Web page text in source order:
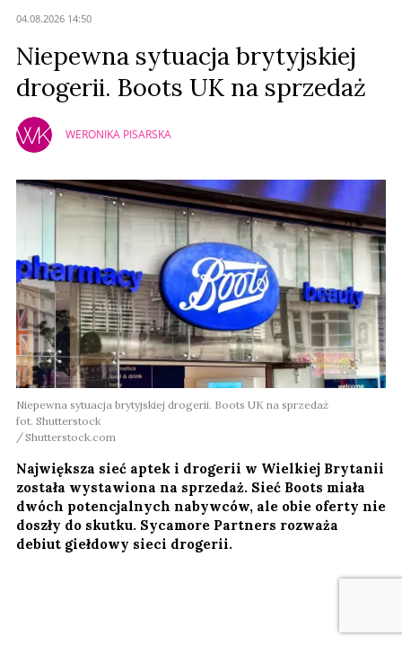
04.08.2026 14:50
Niepewna sytuacja brytyjskiej
drogerii. Boots UK na sprzedaż
WERONIKA PISARSKA
Niepewna sytuacja brytyjskiej drogerii. Boots UK na sprzedaż
fot. Shutterstock
Shutterstock.com
Największa sieć aptek i drogerii w Wielkiej Brytanii
została wystawiona na sprzedaż. Sieć Boots miała
dwóch potencjalnych nabywców, ale obie oferty nie
doszły do skutku. Sycamore Partners rozważa
debiut giełdowy sieci drogerii.